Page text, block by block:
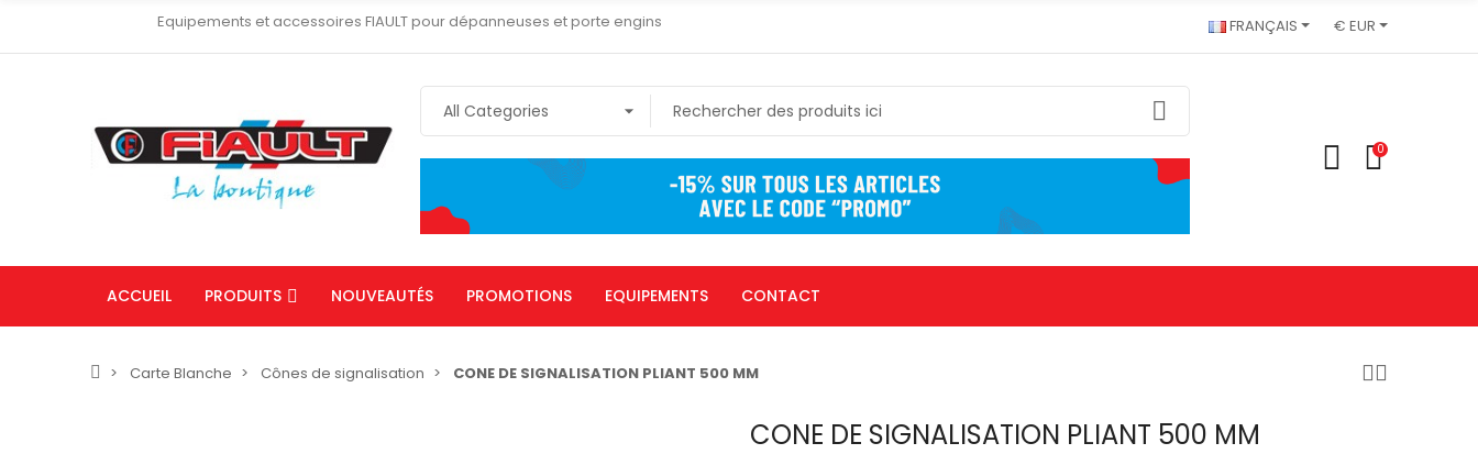
Equipements et accessoires FIAULT pour dépanneuses et porte engins FRANÇAIS € EUR
0
ACCUEIL PRODUITS NOUVEAUTÉS PROMOTIONS EQUIPEMENTS CONTACT
Carte Blanche Cônes de signalisation CONE DE SIGNALISATION PLIANT 500 MM
CONE DE SIGNALISATION PLIANT 500 MM